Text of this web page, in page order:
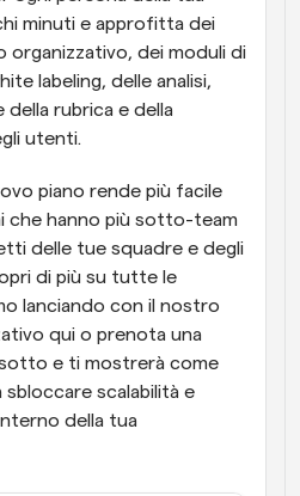
minuti e approfitta dei
organizzativo, dei moduli di
labeling, delle analisi,
della rubrica e della
utenti.
piano rende più facile
che hanno più sotto-team
delle tue squadre e degli
di più su tutte le
lanciando con il nostro
qui o prenota una
e ti mostrerà come
sbloccare scalabilità e
della tua